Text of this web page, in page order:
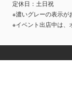
定休日：土日祝
※濃いグレーの表示が
※イベント出店中は、